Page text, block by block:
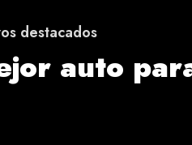
destacados
auto